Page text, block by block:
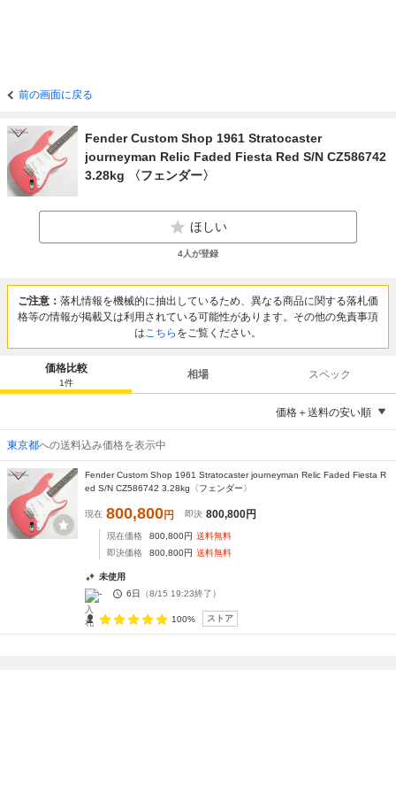
前の画面に戻る
Fender Custom Shop 1961 Stratocaster
journeyman Relic Faded Fiesta Red S/N CZ586742
3.28kg 〈フェンダー〉
ほしい
4人が登録
ご注意： 落札情報を機械的に抽出しているため、異なる商品に関する落札価
格等の情報が掲載又は利用されている可能性があります。その他の免責事項
はこちら をご覧ください。
価格比較
1件
相場 スペック
価格＋送料の安い順
東京都への送料込み価格を表示中
Fender Custom Shop 1961 Stratocaster journeyman Relic Faded Fiesta R
ed S/N CZ586742 3.28kg〈フェンダー〉
現在 800,800円 即決 800,800円
現在価格 800,800円 送料無料
即決価格
800,800円 送料無料
未使用
-
6日 （8/15 19:23終了）
100% ストア